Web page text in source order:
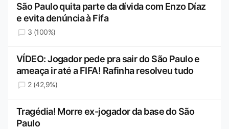
São Paulo quita parte da dívida com Enzo Díaz
e evita denúncia à Fifa
3 (100%)
VÍDEO: Jogador pede pra sair do São Paulo e
ameaça ir até a FIFA! Rafinha resolveu tudo
2 (42,9%)
Tragédia! Morre ex-jogador da base do São
Paulo